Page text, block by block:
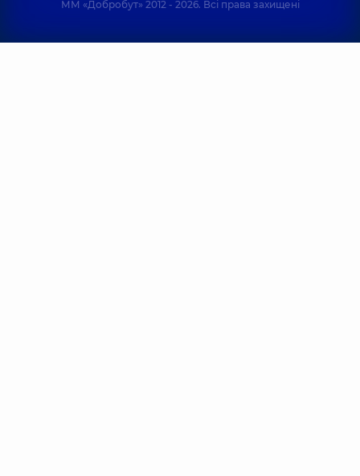
ММ «Добробут» 2012 - 2026. Всі права захищені